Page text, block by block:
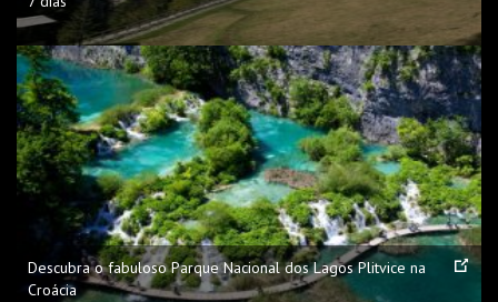
Descubra o fabuloso Parque Nacional dos Lagos Plitvice na
Croácia